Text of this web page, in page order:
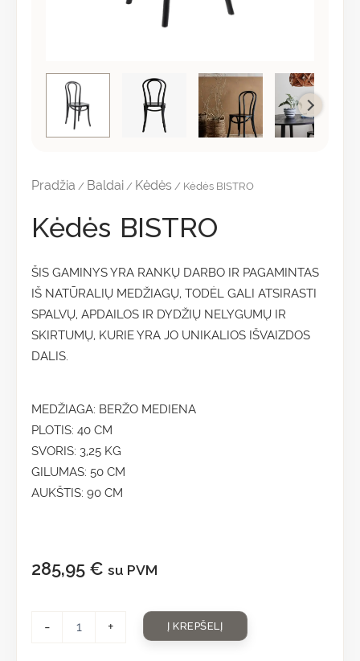
Pradžia / Baldai / Kėdės / Kėdės BISTRO
Kėdės BISTRO
ŠIS GAMINYS YRA RANKŲ DARBO IR PAGAMINTAS
IŠ NATŪRALIŲ MEDŽIAGŲ, TODĖL GALI ATSIRASTI
SPALVŲ, APDAILOS IR DYDŽIŲ NELYGUMŲ IR
SKIRTUMŲ, KURIE YRA JO UNIKALIOS IŠVAIZDOS
DALIS.
MEDŽIAGA: BERŽO MEDIENA
PLOTIS: 40 CM
SVORIS: 3,25 KG
GILUMAS: 50 CM
AUKŠTIS: 90 CM
285,95 € su PVM
- + Į KREPŠELĮ